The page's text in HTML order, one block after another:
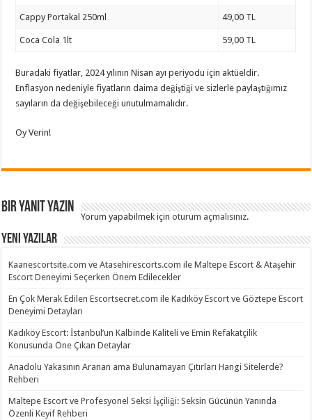
Cappy Portakal 250ml 49,00 TL
Coca Cola 1lt 59,00 TL
Buradaki fiyatlar, 2024 yılının Nisan ayı periyodu için aktüeldir.
Enflasyon nedeniyle fiyatların daima değiştiği ve sizlerle paylaştığımız
sayıların da değişebileceği unutulmamalıdır.
Oy Verin!
Bir yanıt yazın
Yorum yapabilmek içinoturum açmalısınız.
Yeni Yazılar
Kaanescortsite.com ve Atasehirescorts.com ile Maltepe Escort & Ataşehir
Escort Deneyimi Seçerken Önem Edilecekler
En Çok Merak Edilen Escortsecret.com ile Kadıköy Escort ve Göztepe Escort
Deneyimi Detayları
Kadıköy Escort: İstanbul’un Kalbinde Kaliteli ve Emin Refakatçilik
Konusunda Öne Çıkan Detaylar
Anadolu Yakasının Aranan ama Bulunamayan Çıtırları Hangi Sitelerde?
Rehberi
Maltepe Escort ve Profesyonel Seksi İşçiliği: Seksin Gücünün Yanında
Özenli Keyif Rehberi